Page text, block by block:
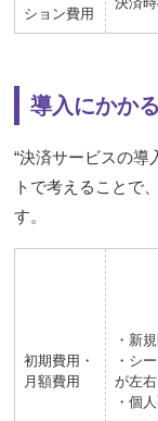
ション費用
導入にかか
“決済サービスの導
トで考えることで
す。
初期費用・
月額費用
・新
・シ
が左
・個